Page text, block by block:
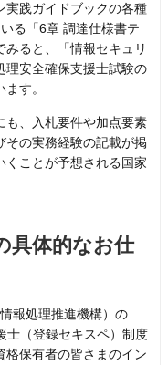
実践ガイドブックの各種
る「6章 調達仕様書テ
ると、「情報セキュリ
理安全確保支援士試験の
す。
も、入札要件や加点要素
その実務経験の記載が掲
くことが予想される国家
具体的なお仕
報処理推進機構）の
士（登録セキスペ）制度
格保有者の皆さまのイン